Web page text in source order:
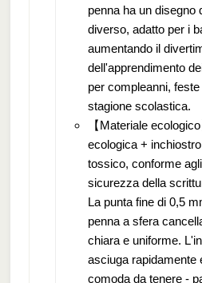
penna ha un disegno
diverso, adatto per i
aumentando il
dell'apprendimento
per compleanni,
stagione scolastica.
【Materiale
ecologica +
tossico, conforme
sicurezza della
La punta fine di 0,5
penna a sfera
chiara e uniforme.
asciuga rapidamente
comoda da tenere -